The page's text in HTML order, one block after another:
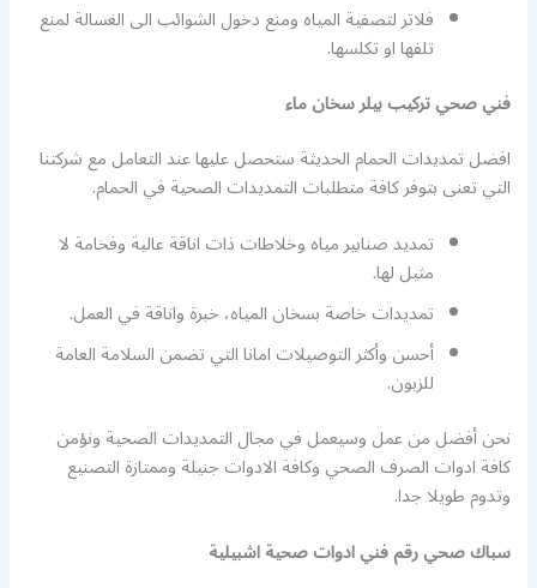
فلاتر لتصفية المياه ومنع دخول الشوائب الى الغسالة لمنع
تلفها او تكلسها.
فني صحي تركيب بيلر سخان ماء
افضل تمديدات الحمام الحديثة ستحصل عليها عند التعامل مع شركتنا
التي تعنى بتوفر كافة متطلبات التمديدات الصحية في الحمام.
تمديد صنابير مياه وخلاطات ذات اناقة عالية وفخامة لا
مثيل لها.
تمديدات خاصة بسخان المياه، خبرة واناقة في العمل.
أحسن وأكثر التوصيلات امانا التي تضمن السلامة العامة
للزبون.
نحن أفضل من عمل وسيعمل في مجال التمديدات الصحية ونؤمن
كافة ادوات الصرف الصحي وكافة الادوات جنيلة وممتازة التصنيع
وتدوم طويلا جدا.
سباك صحي رقم فني ادوات صحية اشبيلية